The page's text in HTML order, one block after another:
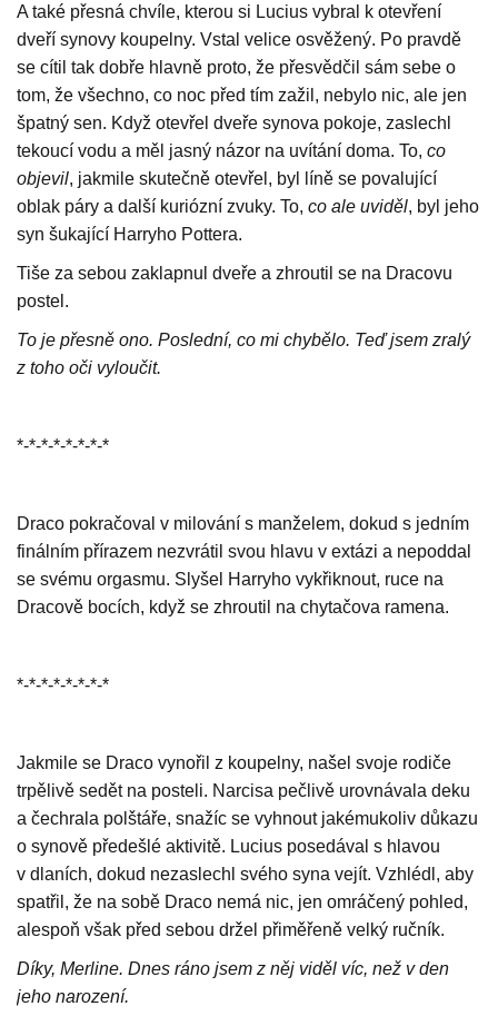
A také přesná chvíle, kterou si Lucius vybral k otevření
dveří synovy koupelny. Vstal velice osvěžený. Po pravdě
se cítil tak dobře hlavně proto, že přesvědčil sám sebe o
tom, že všechno, co noc před tím zažil, nebylo nic, ale jen
špatný sen. Když otevřel dveře synova pokoje, zaslechl
tekoucí vodu a měl jasný názor na uvítání doma. To, co
objevil, jakmile skutečně otevřel, byl líně se povalující
oblak páry a další kuriózní zvuky. To, co ale uviděl, byl jeho
syn šukající Harryho Pottera.
Tiše za sebou zaklapnul dveře a zhroutil se na Dracovu
postel.
To je přesně ono. Poslední, co mi chybělo. Teď jsem zralý
z toho oči vyloučit.
*-*-*-*-*-*-*-*
Draco pokračoval v milování s manželem, dokud s jedním
finálním přírazem nezvrátil svou hlavu v extázi a nepoddal
se svému orgasmu. Slyšel Harryho vykřiknout, ruce na
Dracově bocích, když se zhroutil na chytačova ramena.
*-*-*-*-*-*-*-*
Jakmile se Draco vynořil z koupelny, našel svoje rodiče
trpělivě sedět na posteli. Narcisa pečlivě urovnávala deku
a čechrala polštáře, snažíc se vyhnout jakémukoliv důkazu
o synově předešlé aktivitě. Lucius posedával s hlavou
v dlaních, dokud nezaslechl svého syna vejít. Vzhlédl, aby
spatřil, že na sobě Draco nemá nic, jen omráčený pohled,
alespoň však před sebou držel přiměřeně velký ručník.
Díky, Merline. Dnes ráno jsem z něj viděl víc, než v den
jeho narození.